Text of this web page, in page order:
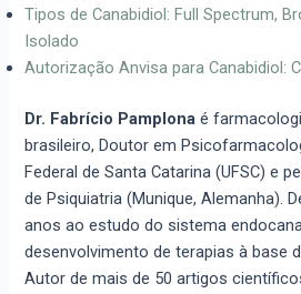
Tipos de Canabidiol: Full Spectrum,
Isolado
Autorização Anvisa para Canabidiol:
Dr. Fabrício Pamplona é
brasileiro, Doutor em
Federal de Santa Catarina (UFSC) e
de Psiquiatria (Munique, Alemanha).
anos ao estudo do sistema
desenvolvimento de terapias à base
Autor de mais de 50 artigos